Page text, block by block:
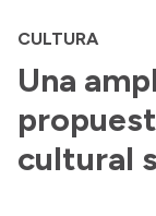
Autoridades
Delegaciones
Normativa
CULTURA
Una
cultural